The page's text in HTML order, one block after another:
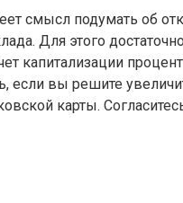
смысл подумать об
Для этого
капитализации
если вы решите
карты.